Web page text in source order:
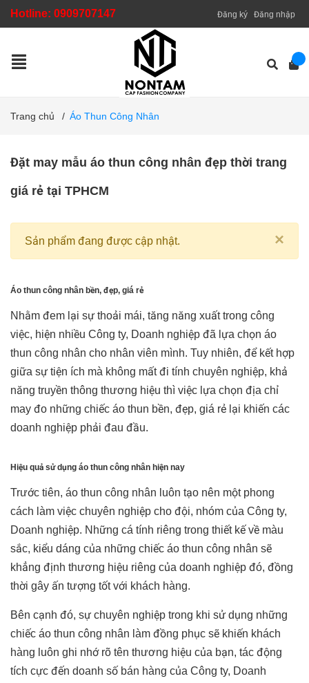
Hotline: 0909707147 Đăng ký Đăng nhập
Trang chủ / Áo Thun Công Nhân
Đặt may mẫu áo thun công nhân đẹp thời trang
giá rẻ tại TPHCM
×
Sản phẩm đang được cập nhật.
Áo thun công nhân bền, đẹp, giá rẻ
Nhằm đem lại sự thoải mái, tăng năng xuất trong công
việc, hiện nhiều Công ty, Doanh nghiệp đã lựa chọn áo
thun công nhân cho nhân viên mình. Tuy nhiên, để kết hợp
giữa sự tiện ích mà không mất đi tính chuyên nghiệp, khả
năng truyền thông thương hiệu thì việc lựa chọn địa chỉ
may đo những chiếc áo thun bền, đẹp, giá rẻ lại khiến các
doanh nghiệp phải đau đầu.
Hiệu quả sử dụng áo thun công nhân hiện nay
Trước tiên, áo thun công nhân luôn tạo nên một phong
cách làm việc chuyên nghiệp cho đội, nhóm của Công ty,
Doanh nghiệp. Những cá tính riêng trong thiết kế về màu
sắc, kiểu dáng của những chiếc áo thun công nhân sẽ
khẳng định thương hiệu riêng của doanh nghiệp đó, đồng
thời gây ấn tượng tốt với khách hàng.
Bên cạnh đó, sự chuyên nghiệp trong khi sử dụng những
chiếc áo thun công nhân làm đồng phục sẽ khiến khách
hàng luôn ghi nhớ rõ tên thương hiệu của bạn, tác động
tích cực đến doanh số bán hàng của Công ty, Doanh